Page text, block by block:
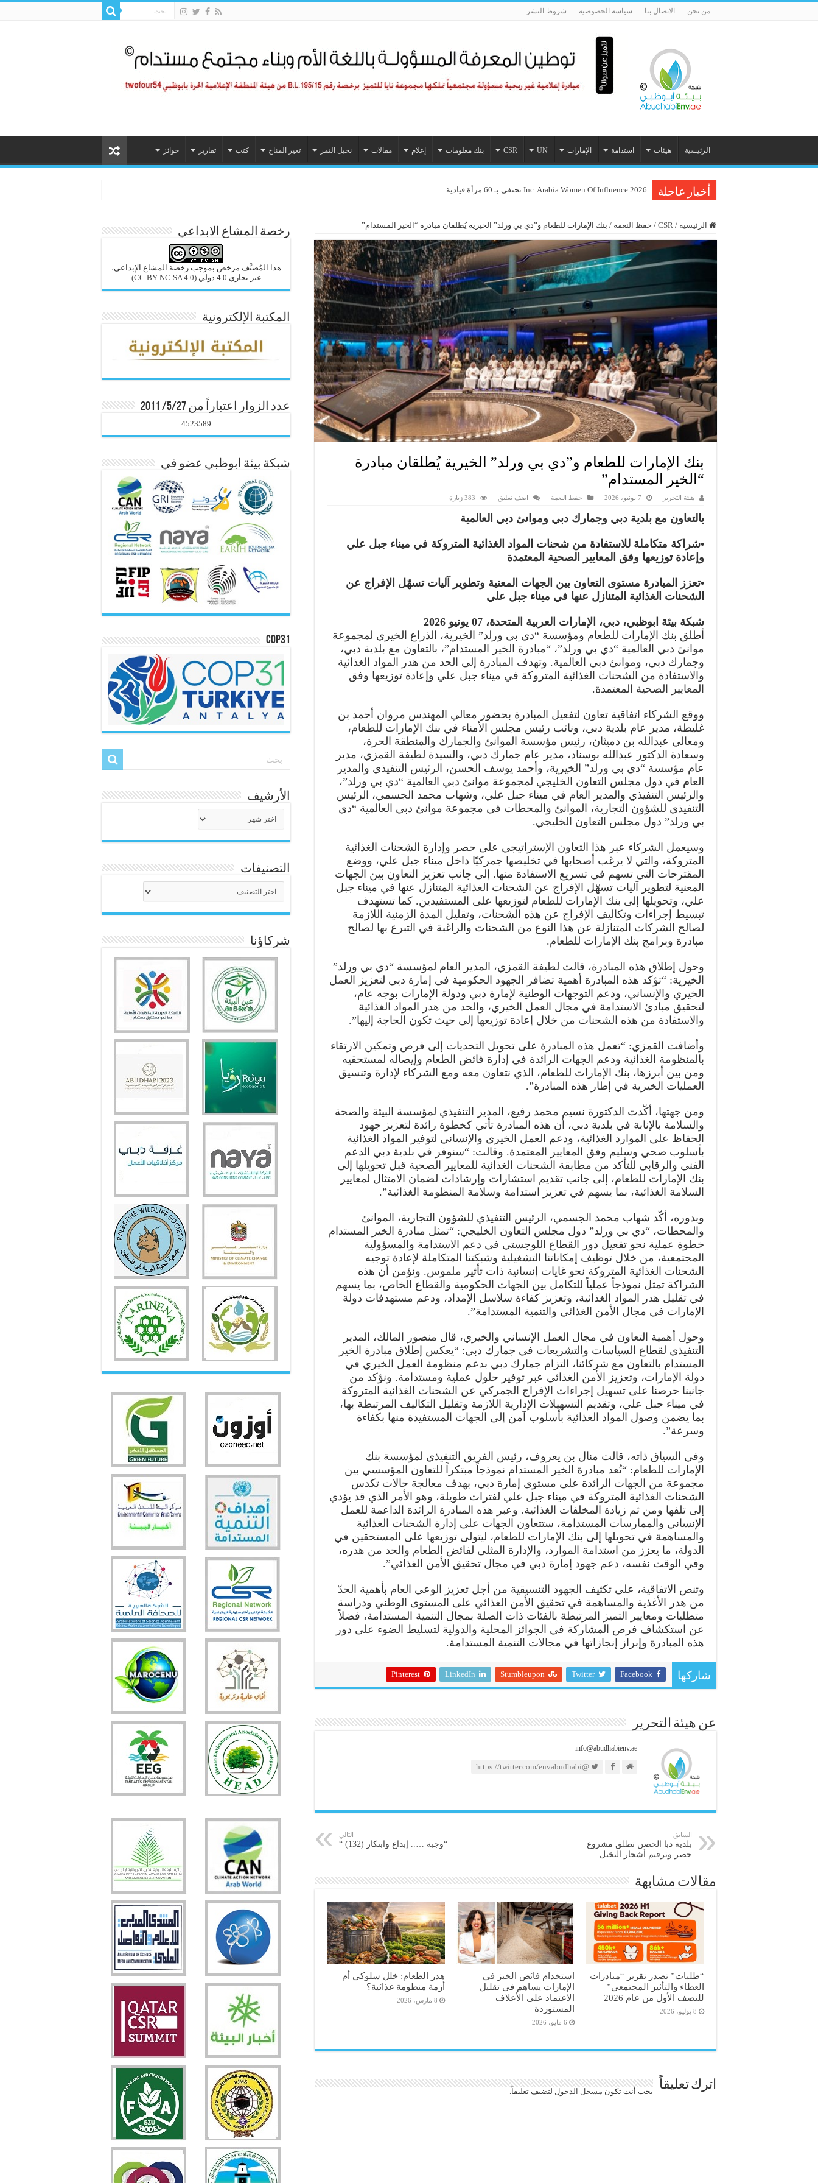
من نحن الاتصال بنا سياسة الخصوصية شروط النشر
الرئيسية هيئات استدامة الإمارات UN
CSR بنك معلومات إعلام مقالات نخيل التمر تغير المناخ كتب تقارير جوائز
أخبار عاجلة Inc. Arabia Women Of Influence 2026 تحتفي بـ 60 مرأة قيادية
فصول من كتاب «الوطنيّة والمُواطَنة، الإمارات نموذجاً» (08 – 30)
الرئيسية /
CSR
/ حفظ النعمة / بنك الإمارات للطعام و”دي بي ورلد” الخيرية يُطلقان مبادرة “الخير المستدام”
بنك الإمارات للطعام و”دي بي ورلد” الخيرية يُطلقان مبادرة
“الخير المستدام”
هيئة التحرير 7 يونيو، 2026 حفظ النعمة اضف تعليق 383 زيارة
بالتعاون مع بلدية دبي وجمارك دبي وموانئ دبي العالمية
•شراكة متكاملة للاستفادة من شحنات المواد الغذائية المتروكة في ميناء جبل علي
وإعادة توزيعها وفق المعايير الصحية المعتمدة
•تعزز المبادرة مستوى التعاون بين الجهات المعنية وتطوير آليات تسهّل الإفراج عن
الشحنات الغذائية المتنازل عنها في ميناء جبل علي
شبكة بيئة ابوظبي، دبي، الإمارات العربية المتحدة، 07 يونيو 2026
أطلق بنك الإمارات للطعام ومؤسسة “دي بي ورلد” الخيرية، الذراع الخيري لمجموعة
موانئ دبي العالمية “دي بي ورلد”، “مبادرة الخير المستدام”، بالتعاون مع بلدية دبي،
وجمارك دبي، وموانئ دبي العالمية. وتهدف المبادرة إلى الحد من هدر المواد الغذائية
والاستفادة من الشحنات الغذائية المتروكة في ميناء جبل علي وإعادة توزيعها وفق
المعايير الصحية المعتمدة.
ووقع الشركاء اتفاقية تعاون لتفعيل المبادرة بحضور معالي المهندس مروان أحمد بن
غليطة، مدير عام بلدية دبي، ونائب رئيس مجلس الأمناء في بنك الإمارات للطعام،
ومعالي عبدالله بن دميثان، رئيس مؤسسة الموانئ والجمارك والمنطقة الحرة،
وسعادة الدكتور عبدالله بوسناد، مدير عام جمارك دبي، والسيدة لطيفة القمزي، مدير
عام مؤسسة “دي بي ورلد” الخيرية، وأحمد يوسف الحسن، الرئيس التنفيذي والمدير
العام في دول مجلس التعاون الخليجي لمجموعة موانئ دبي العالمية “دي بي ورلد”،
والرئيس التنفيذي والمدير العام في ميناء جبل علي، وشهاب محمد الجسمي، الرئيس
التنفيذي للشؤون التجارية، الموانئ والمحطات في مجموعة موانئ دبي العالمية “دي
بي ورلد” دول مجلس التعاون الخليجي.
وسيعمل الشركاء عبر هذا التعاون الإستراتيجي على حصر وإدارة الشحنات الغذائية
المتروكة، والتي لا يرغب أصحابها في تخليصها جمركيًا داخل ميناء جبل علي، ووضع
المقترحات التي تسهم في تسريع الاستفادة منها. إلى جانب تعزيز التعاون بين الجهات
المعنية لتطوير آليات تسهّل الإفراج عن الشحنات الغذائية المتنازل عنها في ميناء جبل
علي، وتحويلها إلى بنك الإمارات للطعام لتوزيعها على المستفيدين. كما تستهدف
تبسيط إجراءات وتكاليف الإفراج عن هذه الشحنات، وتقليل المدة الزمنية اللازمة
لصالح الشركات المتنازلة عن هذا النوع من الشحنات والراغبة في التبرع بها لصالح
مبادرة وبرامج بنك الإمارات للطعام.
وحول إطلاق هذه المبادرة، قالت لطيفة القمزي، المدير العام لمؤسسة “دي بي ورلد”
الخيرية: “تؤكد هذه المبادرة أهمية تضافر الجهود الحكومية في إمارة دبي لتعزيز العمل
الخيري والإنساني، ودعم التوجهات الوطنية لإمارة دبي ودولة الإمارات بوجه عام،
لتحقيق مبادئ الاستدامة في مجال العمل الخيري، والحد من هدر المواد الغذائية
والاستفادة من هذه الشحنات من خلال إعادة توزيعها إلى حيث تكون الحاجة إليها”.
وأضافت القمزي: “تعمل هذه المبادرة على تحويل التحديات إلى فرص وتمكين الارتقاء
بالمنظومة الغذائية ودعم الجهات الرائدة في إدارة فائض الطعام وإيصاله لمستحقيه
ومن بين أبرزها، بنك الإمارات للطعام، الذي نتعاون معه ومع الشركاء لإدارة وتنسيق
العمليات الخيرية في إطار هذه المبادرة”.
ومن جهتها، أكّدت الدكتورة نسيم محمد رفيع، المدير التنفيذي لمؤسسة البيئة والصحة
والسلامة بالإنابة في بلدية دبي، أن هذه المبادرة تأتي كخطوة رائدة لتعزيز جهود
الحفاظ على الموارد الغذائية، ودعم العمل الخيري والإنساني لتوفير المواد الغذائية
بأسلوب صحي وسليم وفق المعايير المعتمدة. وقالت: “سنوفر في بلدية دبي الدعم
الفني والرقابي للتأكد من مطابقة الشحنات الغذائية للمعايير الصحية قبل تحويلها إلى
بنك الإمارات للطعام، إلى جانب تقديم استشارات وإرشادات لضمان الامتثال لمعايير
السلامة الغذائية، بما يسهم في تعزيز استدامة وسلامة المنظومة الغذائية”.
وبدوره، أكّد شهاب محمد الجسمي، الرئيس التنفيذي للشؤون التجارية، الموانئ
والمحطات، “دي بي ورلد” دول مجلس التعاون الخليجي: “تمثل مبادرة الخير المستدام
خطوة عملية نحو تفعيل دور القطاع اللوجستي في دعم الاستدامة والمسؤولية
المجتمعية، من خلال توظيف إمكاناتنا التشغيلية وشبكتنا المتكاملة لإعادة توجيه
الشحنات الغذائية المتروكة نحو غايات إنسانية ذات تأثير ملموس. ونؤمن أن هذه
الشراكة تمثل نموذجاً عملياً للتكامل بين الجهات الحكومية والقطاع الخاص، بما يسهم
في تقليل هدر المواد الغذائية، وتعزيز كفاءة سلاسل الإمداد، ودعم مستهدفات دولة
الإمارات في مجال الأمن الغذائي والتنمية المستدامة”.
وحول أهمية التعاون في مجال العمل الإنساني والخيري، قال منصور المالك، المدير
التنفيذي لقطاع السياسات والتشريعات في جمارك دبي: “يعكس إطلاق مبادرة الخير
المستدام بالتعاون مع شركائنا، التزام جمارك دبي بدعم منظومة العمل الخيري في
دولة الإمارات، وتعزيز الأمن الغذائي عبر توفير حلول عملية ومستدامة. ونؤكد من
جانبنا حرصنا على تسهيل إجراءات الإفراج الجمركي عن الشحنات الغذائية المتروكة
في ميناء جبل علي، وتقديم التسهيلات الإدارية اللازمة وتقليل التكاليف المرتبطة بها،
بما يضمن وصول المواد الغذائية بأسلوب آمن إلى الجهات المستفيدة منها بكفاءة
وسرعة”.
وفي السياق ذاته، قالت منال بن يعروف، رئيس الفريق التنفيذي لمؤسسة بنك
الإمارات للطعام: “تُعد مبادرة الخير المستدام نموذجاً مبتكراً للتعاون المؤسسي بين
مجموعة من الجهات الرائدة على مستوى إمارة دبي، بهدف معالجة حالات تكدس
الشحنات الغذائية المتروكة في ميناء جبل علي لفترات طويلة، وهو الأمر الذي قد يؤدي
إلى تلفها ومن ثم زيادة المخلفات الغذائية. وعبر هذه المبادرة الرائدة الداعمة للعمل
الإنساني والممارسات المستدامة، ستتعاون الجهات على إدارة الشحنات الغذائية
والمساهمة في تحويلها إلى بنك الإمارات للطعام، ليتولى توزيعها على المستحقين في
الدولة، ما يعزز من استدامة الموارد، والإدارة المثلى لفائض الطعام والحد من هدره،
وفي الوقت نفسه، دعم جهود إمارة دبي في مجال تحقيق الأمن الغذائي”.
وتنص الاتفاقية، على تكثيف الجهود التنسيقية من أجل تعزيز الوعي العام بأهمية الحدّ
من هدر الأغذية والمساهمة في تحقيق الأمن الغذائي على المستوى الوطني ودراسة
متطلبات ومعايير التميز المرتبطة بالفئات ذات الصلة بمجال التنمية المستدامة، فضلاً
عن استكشاف فرص المشاركة في الجوائز المحلية والدولية لتسليط الضوء على دور
هذه المبادرة وإبراز إنجازاتها في مجالات التنمية المستدامة.
شاركها Facebook
Twitter
Stumbleupon
LinkedIn
Pinterest
عن هيئة التحرير
info@abudhabienv.ae
@https://twitter.com/envabudhabi
السابق
بلدية دبا الحصن تطلق مشروع
حصر وترقيم أشجار النخيل
التالي
“وجبة ….. إبداع وابتكار (132) “
مقالات مشابهة
“طلبات” تصدر تقرير “مبادرات
العطاء والتأثير المجتمعي”
للنصف الأول من عام 2026
8 يوليو، 2026
استخدام فائض الخبز في
الإمارات يساهم في تقليل
الاعتماد على الأعلاف
المستوردة
6 مايو، 2026
هدر الطعام: خلل سلوكي أم
أزمة منظومة غذائية؟
8 مارس، 2026
اترك تعليقاً يجب أنت تكون مسجل الدخول لتضيف تعليقاً.
رخصة المشاع الابداعي
هذا المُصنَّف مرخص بموجب رخصة المشاع الإبداعي،
غير تجاري 4.0 دولي
(CC BY-NC-SA 4.0)
المكتبة الإلكترونية
عدد الزوار اعتباراً من 5/27/ 2011
4523589
شبكة بيئة ابوظبي عضو في
COP31
الأرشيف
التصنيفات
شركاؤنا